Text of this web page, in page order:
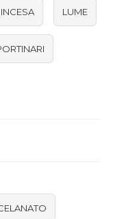
INCESA LUME